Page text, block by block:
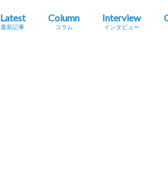
Latest
最新記事
Column
コラム
Interview
インタビュー